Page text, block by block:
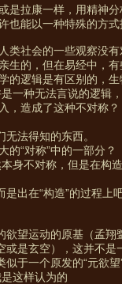
拉康一样，用精神
也能以一种特殊的方
社会的一些观察没
生的，但在易经中，
的逻辑是有区别的，
一种无法言说的逻辑
，造成了这种不对称？
法得知的东西。
的“对称”中的一部分？
身不对称，但是在构
是出在“构造”的过程上
欲望运动的原基（孟翔
是玄空），这并不
似于一个原发的“元欲望
这样认为的